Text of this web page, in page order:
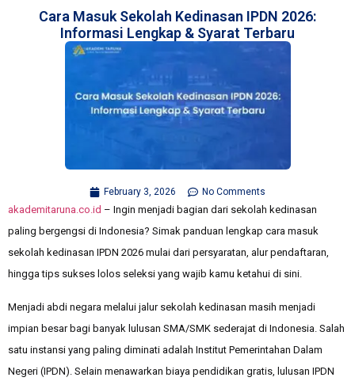
Cara Masuk Sekolah Kedinasan IPDN 2026:
Informasi Lengkap & Syarat Terbaru
February 3, 2026 No Comments
akademitaruna.co.id – Ingin menjadi bagian dari sekolah kedinasan
paling bergengsi di Indonesia? Simak panduan lengkap cara masuk
sekolah kedinasan IPDN 2026 mulai dari persyaratan, alur pendaftaran,
hingga tips sukses lolos seleksi yang wajib kamu ketahui di sini.
Menjadi abdi negara melalui jalur sekolah kedinasan masih menjadi
impian besar bagi banyak lulusan SMA/SMK sederajat di Indonesia. Salah
satu instansi yang paling diminati adalah Institut Pemerintahan Dalam
Negeri (IPDN) . Selain menawarkan biaya pendidikan gratis, lulusan IPDN